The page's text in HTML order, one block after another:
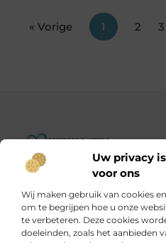
Uw privacy
voor ons
Wij maken gebruik van cookies
om te begrijpen hoe u onze
te verbeteren. Deze cookies
doeleinden, zoals het aanbieden
« Vorige 1 2 3
Goededoelenwereld.nl –
Ontdek een diverse
initiatieven die de wereld